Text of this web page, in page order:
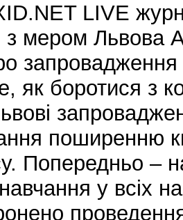
LIVE
з мером Львова
запровадження
як боротися з
поширенню
Попередньо –
у всіх